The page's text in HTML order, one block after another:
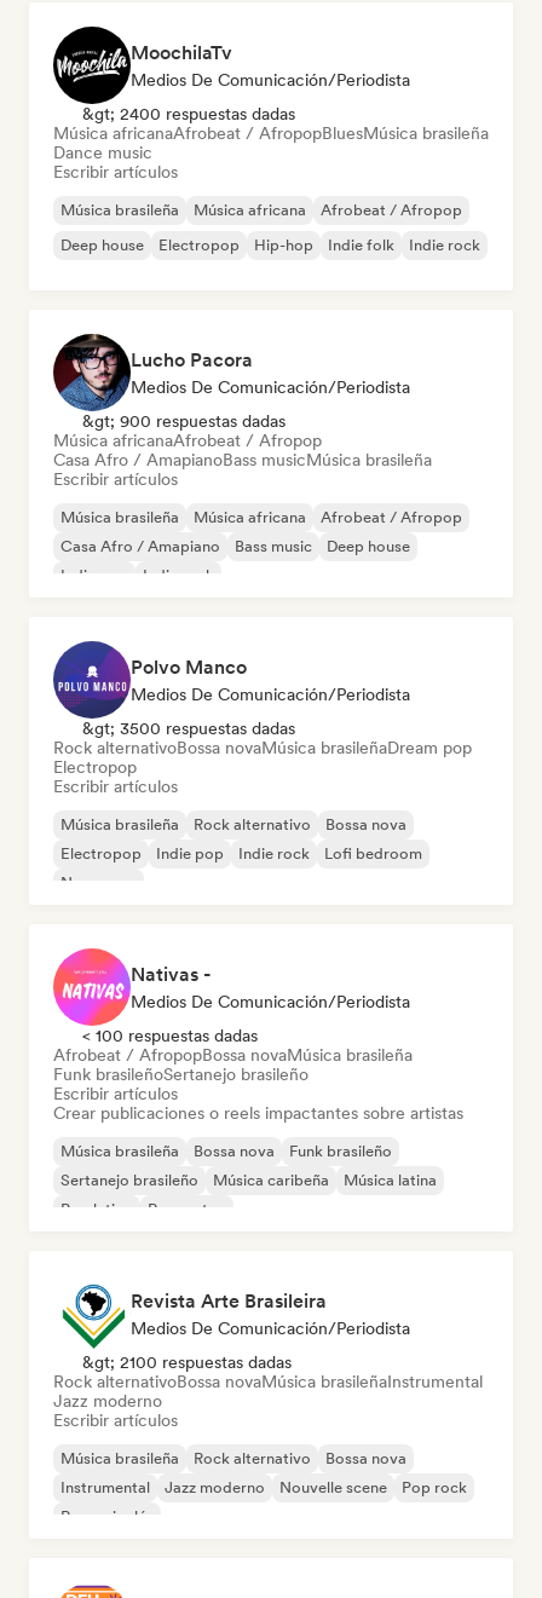
MoochilaTv
Medios De Comunicación/Periodista
&gt; 2400 respuestas dadas
Música africanaAfrobeat / AfropopBluesMúsica brasileña
Dance music
Escribir artículos
Música brasileña Música africana
Afrobeat / Afropop
Deep house
Electropop Hip-hop Indie folk Indie rock
Lucho Pacora
Medios De Comunicación/Periodista
&gt; 900 respuestas dadas
Música africanaAfrobeat / Afropop
Casa Afro / AmapianoBass musicMúsica brasileña
Escribir artículos
Música brasileña Música africana
Afrobeat / Afropop
Casa Afro / Amapiano
Bass music
Deep house
Indie pop
Indie rock
Polvo Manco
Medios De Comunicación/Periodista
&gt; 3500 respuestas dadas
Rock alternativoBossa novaMúsica brasileñaDream pop
Electropop
Escribir artículos
Música brasileña Rock alternativo
Bossa nova
Electropop
Indie pop Indie rock
Lofi bedroom
New wave
Nativas -
Medios De Comunicación/Periodista
< 100 respuestas dadas
Afrobeat / AfropopBossa novaMúsica brasileña
Funk brasileñoSertanejo brasileño
Escribir artículos
Crear publicaciones o reels impactantes sobre artistas
Música brasileña Bossa nova
Funk brasileño
Sertanejo brasileño
Música caribeña
Música latina
Pop latino
Reggaeton
Revista Arte Brasileira
Medios De Comunicación/Periodista
&gt; 2100 respuestas dadas
Rock alternativoBossa novaMúsica brasileñaInstrumental
Jazz moderno
Escribir artículos
Música brasileña Rock alternativo
Bossa nova
Instrumental
Jazz moderno Nouvelle scene
Pop rock
Rap en inglés